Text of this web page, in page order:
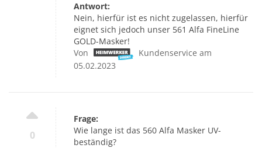
Antwort:
Nein, hierfür ist es nicht zugelassen, hierfür
eignet sich jedoch unser 561 Alfa FineLine
GOLD-Masker!
Von
Kundenservice am
05.02.2023
0
Frage:
Wie lange ist das 560 Alfa Masker UV-
beständig?